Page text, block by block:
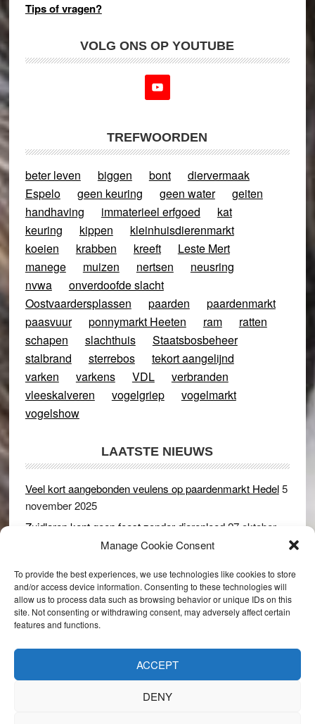
Manage Cookie Consent
To provide the best experiences, we use technologies like cookies to store
and/or access device information. Consenting to these technologies will
allow us to process data such as browsing behavior or unique IDs on this
site. Not consenting or withdrawing consent, may adversely affect certain
features and functions.
ACCEPT
DENY
Tips of vragen?
VOLG ONS OP YOUTUBE
TREFWOORDEN
beter leven biggen bont
diervermaak
Espelo
geen keuring geen water
geiten
handhaving
immaterieel erfgoed
kat
keuring
kippen
kleinhuisdierenmarkt
koeien
krabben kreeft
Leste Mert
manege
muizen nertsen
neusring
nvwa
onverdoofde slacht
Oostvaardersplassen
paarden
paardenmarkt
paasvuur
ponnymarkt Heeten ram
ratten
schapen
slachthuis
Staatsbosbeheer
stalbrand
sterrebos
tekort aangelijnd
varken
varkens VDL
verbranden
vleeskalveren
vogelgriep
vogelmarkt
vogelshow
LAATSTE NIEUWS
Veel kort aangebonden veulens op paardenmarkt Hedel5
november 2025
Zuidlaren kent geen feest zonder dierenleed27 oktober
Rijswijk (Gld) 2 december 2024
Dikbillen sieren de troon op schaamteloos Leste Merte in
Druten 8 november 2024